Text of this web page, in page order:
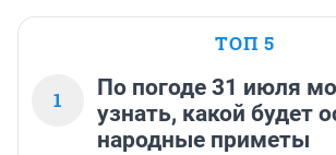
ТОП 5
1
По погоде 31 июля
узнать, какой будет
народные приметы